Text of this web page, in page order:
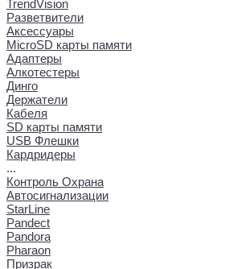
TrendVision
Разветвители
Аксессуары
MicroSD карты памяти
Адаптеры
Алкотестеры
Динго
Держатели
Кабеля
SD карты памяти
USB Флешки
Кардридеры
...
Контроль Охрана
Автосигнализации
StarLine
Pandect
Pandora
Pharaon
Призрак